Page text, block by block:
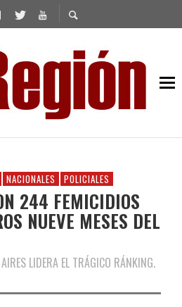
NACIONALES POLICIALES
244 FEMICIDIOS
NUEVE MESES DEL
LIDERA EL TRÁGICO RÁNKING.